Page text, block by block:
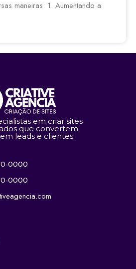
maneiras: 1. Aumentando a
em criar sites
que convertem
leads e clientes.
0000
0000